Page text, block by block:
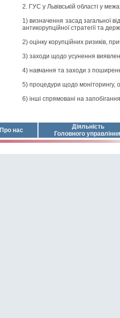
2. ГУС у Львівській області у
1) визначення засад загальної
антикорупційної стратегії та
2) оцінку корупційних ризиків,
3) заходи щодо усунення
4) навчання та заходи з
5) процедури щодо моніторингу,
6) інші спрямовані на
Про нас
Діяльність
Головного управління